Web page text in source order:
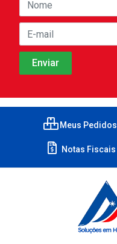
Meus Pedidos
Notas Fiscais